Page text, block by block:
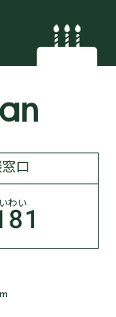
口
わい